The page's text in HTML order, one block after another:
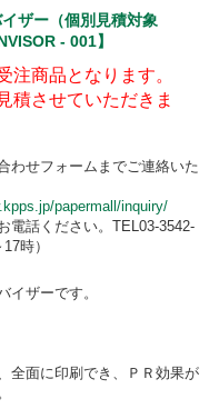
ザー（個別見積対象
- 001】
注商品となります。
積させていただきま
わせフォームまでご連絡いた
papermall/inquiry/
電話ください。TEL03-3542-
時）
イザーです。
全面に印刷でき、ＰＲ効果が